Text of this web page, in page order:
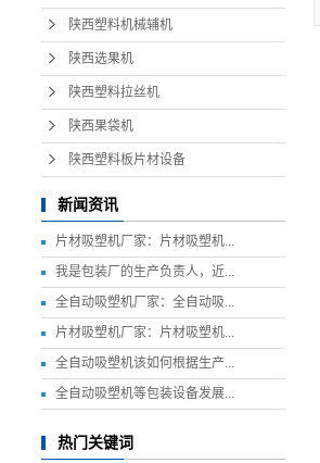
陕西塑料机械辅机
陕西选果机
陕西塑料拉丝机
陕西果袋机
陕西塑料板片材设备
新闻资讯
片材吸塑机厂家：片材吸塑机...
我是包装厂的生产负责人，近...
全自动吸塑机厂家：全自动吸...
片材吸塑机厂家：片材吸塑机...
全自动吸塑机该如何根据生产...
全自动吸塑机等包装设备发展...
热门关键词